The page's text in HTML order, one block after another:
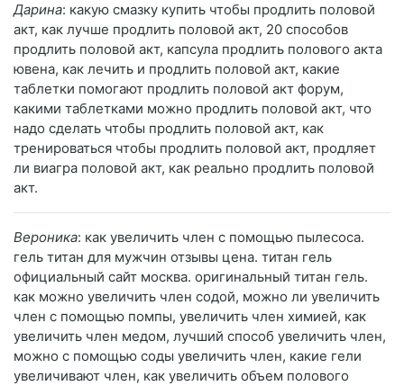
Дарина: какую смазку купить чтобы продлить половой
акт, как лучше продлить половой акт, 20 способов
продлить половой акт, капсула продлить полового акта
ювена, как лечить и продлить половой акт, какие
таблетки помогают продлить половой акт форум,
какими таблетками можно продлить половой акт, что
надо сделать чтобы продлить половой акт, как
тренироваться чтобы продлить половой акт, продляет
ли виагра половой акт, как реально продлить половой
акт.
Вероника: как увеличить член с помощью пылесоса.
гель титан для мужчин отзывы цена. титан гель
официальный сайт москва. оригинальный титан гель.
как можно увеличить член содой, можно ли увеличить
член с помощью помпы, увеличить член химией, как
увеличить член медом, лучший способ увеличить член,
можно с помощью соды увеличить член, какие гели
увеличивают член, как увеличить объем полового